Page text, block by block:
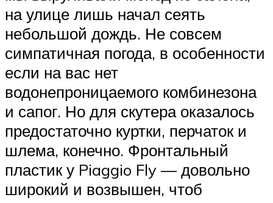
на улице лишь начал сеять
небольшой дождь. Не совсем
симпатичная погода, в особенности
если на вас нет
водонепроницаемого комбинезона
и сапог. Но для скутера оказалось
предостаточно куртки, перчаток и
шлема, конечно. Фронтальный
пластик у Piaggio Fly — довольно
широкий и возвышен, чтоб